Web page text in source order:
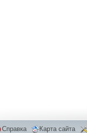
Справка Карта сайта